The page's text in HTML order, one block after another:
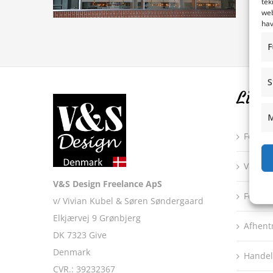
V&S Design Freelance ApS
v/ Vivian Kubel & Søren Søndergaard
Elkjærvej 9 Grønbjerg
DK 7323 Give
Denmark
CVR.: 39232367
Links
Forside
V&S